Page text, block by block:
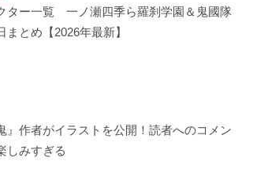
ター一覧 一ノ瀬四季ら羅刹学園＆鬼國隊
とめ【2026年最新】
』作者がイラストを公開！読者へのコメン
しみすぎる